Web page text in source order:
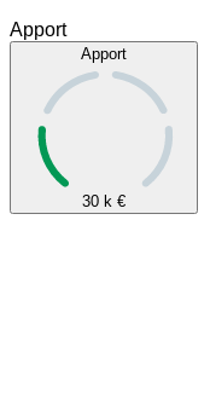
Apport
30 k €